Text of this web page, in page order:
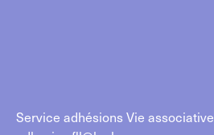
Service adhésions Vie associative